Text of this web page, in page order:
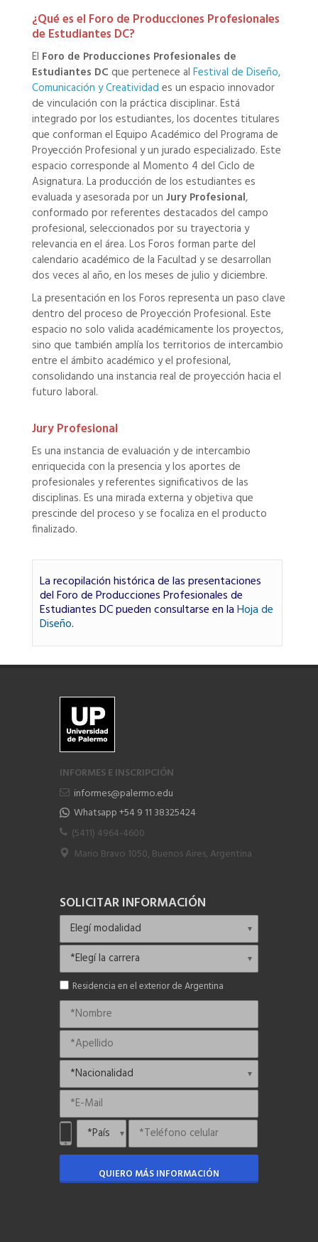
¿Qué es el Foro de Producciones Profesionales
de Estudiantes DC?
El Foro de Producciones Profesionales de
Estudiantes DC que pertenece al Festival de Diseño,
Comunicación y Creatividad es un espacio innovador
de vinculación con la práctica disciplinar. Está
integrado por los estudiantes, los docentes titulares
que conforman el Equipo Académico del Programa de
Proyección Profesional y un jurado especializado. Este
espacio corresponde al Momento 4 del Ciclo de
Asignatura. La producción de los estudiantes es
evaluada y asesorada por un Jury Profesional,
conformado por referentes destacados del campo
profesional, seleccionados por su trayectoria y
relevancia en el área. Los Foros forman parte del
calendario académico de la Facultad y se desarrollan
dos veces al año, en los meses de julio y diciembre.
La presentación en los Foros representa un paso clave
dentro del proceso de Proyección Profesional. Este
espacio no solo valida académicamente los proyectos,
sino que también amplía los territorios de intercambio
entre el ámbito académico y el profesional,
consolidando una instancia real de proyección hacia el
futuro laboral.
Jury Profesional
Es una instancia de evaluación y de intercambio
enriquecida con la presencia y los aportes de
profesionales y referentes significativos de las
disciplinas. Es una mirada externa y objetiva que
prescinde del proceso y se focaliza en el producto
finalizado.
La recopilación histórica de las presentaciones
del Foro de Producciones Profesionales de
Estudiantes DC pueden consultarse en laHoja de
Diseño.
INFORMES E INSCRIPCIÓN
informes@palermo.edu
Whatsapp +54 9 11 38325424
(5411) 4964-4600
Mario Bravo 1050, Buenos Aires, Argentina
SOLICITAR INFORMACIÓN
Residencia en el exterior de Argentina
QUIERO MÁS INFORMACIÓN